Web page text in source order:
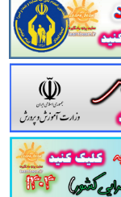
هاو اقدامات
هاو اقدامات